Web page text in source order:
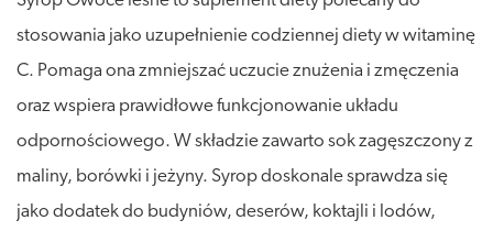
stosowania jako uzupełnienie codziennej diety w witaminę
C. Pomaga ona zmniejszać uczucie znużenia i zmęczenia
oraz wspiera prawidłowe funkcjonowanie układu
odpornościowego. W składzie zawarto sok zagęszczony z
maliny, borówki i jeżyny. Syrop doskonale sprawdza się
jako dodatek do budyniów, deserów, koktajli i lodów,